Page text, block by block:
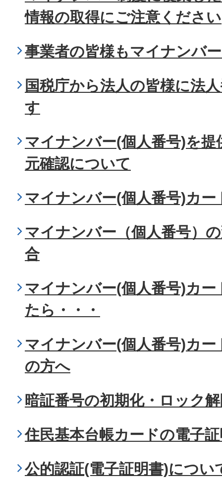
情報の取得にご注意ください
事業者の皆様もマイナンバ
国税庁から法人の皆様に法
す
マイナンバー(個人番号)を
元確認について
マイナンバー(個人番号)カー
マイナンバー（個人番号）
合
マイナンバー(個人番号)カ
たら・・・
マイナンバー(個人番号)カ
の方へ
暗証番号の初期化・ロック
住民基本台帳カードの電子
公的認証(電子証明書)につい